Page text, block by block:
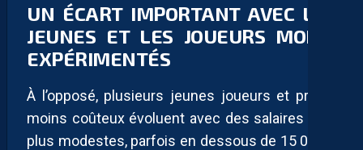
UN ÉCART IMPORTANT AVEC LES
JEUNES ET LES JOUEURS MOINS
EXPÉRIMENTÉS
À l’opposé, plusieurs jeunes joueurs et profils
moins coûteux évoluent avec des salaires bien
plus modestes, parfois en dessous de 15 000 €